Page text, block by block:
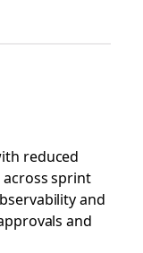
reduced
sprint
and
and